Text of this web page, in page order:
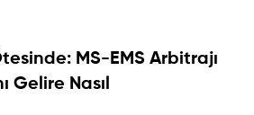
MS-EMS Arbitrajı
Gelire Nasıl